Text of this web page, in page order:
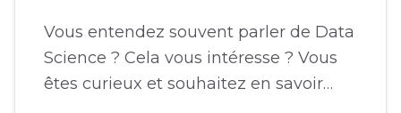
Vous entendez souvent parler de Data
Science ? Cela vous intéresse ? Vous
êtes curieux et souhaitez en savoir